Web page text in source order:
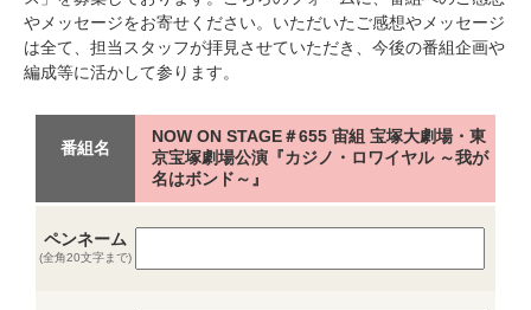
やメッセージをお寄せください。いただいたご感想やメッセージ
は全て、担当スタッフが拝見させていただき、今後の番組企画や
編成等に活かして参ります。
番組名
NOW ON STAGE＃655 宙組 宝塚大劇場・東
京宝塚劇場公演『カジノ・ロワイヤル ～我が
名はボンド～』
ペンネーム
(全角20文字まで)